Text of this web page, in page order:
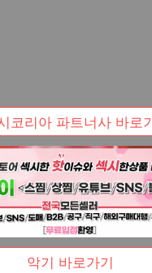
코리아 파트너사 바로
악기 바로가기